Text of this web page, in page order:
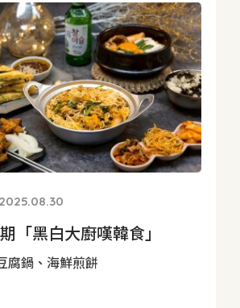
2025.08.30
「黑白大廚嘆韓食」
腐鍋、海鮮煎餅